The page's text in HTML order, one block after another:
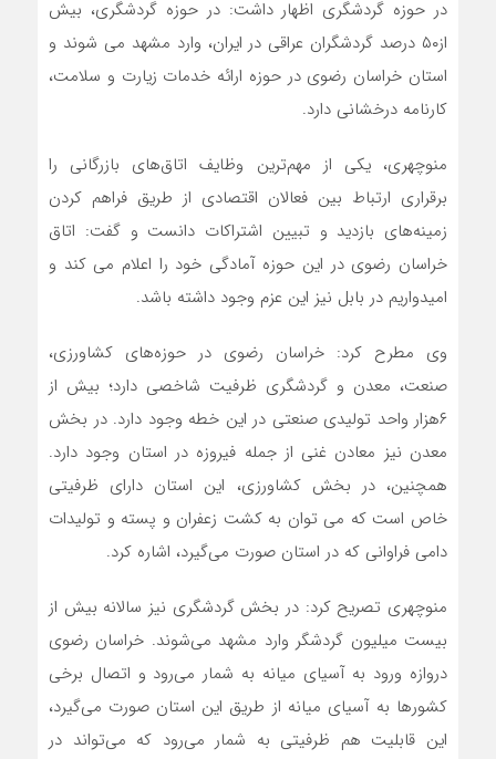
در حوزه گردشگری اظهار داشت: در حوزه گردشگری، بیش
از۵٠ درصد گردشگران عراقی در ایران، وارد مشهد می شوند و
استان خراسان رضوی در حوزه ارائه خدمات زیارت و سلامت،
کارنامه درخشانی دارد.
منوچهری، یکی از مهم‌ترین وظایف اتاق‌های بازرگانی را
برقراری ارتباط بین فعالان اقتصادی از طریق فراهم کردن
زمینه‌های بازدید و تبیین اشتراکات دانست و گفت: اتاق
خراسان رضوی در این حوزه آمادگی خود را اعلام می کند و
امیدواریم در بابل نیز این عزم وجود داشته باشد.
وی مطرح کرد: خراسان رضوی در حوزه‌های کشاورزی،
صنعت، معدن و گردشگری ظرفیت شاخصی دارد؛ بیش از
۶هزار واحد تولیدی صنعتی در این خطه وجود دارد. در بخش
معدن نیز معادن غنی از جمله فیروزه در استان وجود دارد.
همچنین، در بخش کشاورزی، این استان دارای ظرفیتی
خاص است که می توان به کشت زعفران و پسته و تولیدات
دامی فراوانی که در استان صورت می‌گیرد، اشاره کرد.
منوچهری تصریح کرد: در بخش گردشگری نیز سالانه بیش از
بیست میلیون گردشگر وارد مشهد می‌شوند. خراسان رضوی
دروازه ورود به آسیای میانه به شمار می‌رود و اتصال برخی
کشورها به آسیای میانه از طریق این استان صورت می‌گیرد،
این قابلیت هم ظرفیتی به شمار می‌رود که می‌تواند در